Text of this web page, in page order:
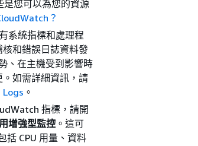
您可以為您的資源
？
系統指標和處理程
和錯誤日誌資料發
、在主機受到影響時
如需詳細資訊，請
Logs 。
指標，請開
增強型監控 。這可
括 CPU 用量、資料